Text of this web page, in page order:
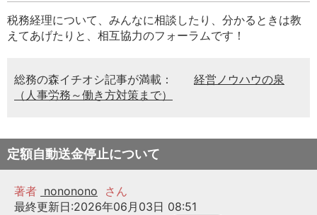
税務経理について、みんなに相談したり、分かるときは教
えてあげたりと、相互協力のフォーラムです！
総務の森イチオシ記事が満載：
経営ノウハウの泉
（人事労務～働き方対策まで）
定額自動送金停止について
著者 nononono
さん
最終更新日:2026年06月03日 08:51